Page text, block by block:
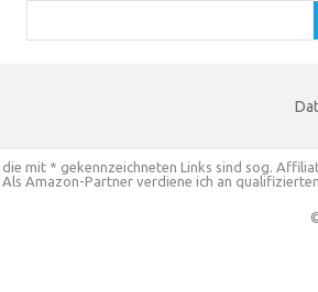
die mit * gekennzeichneten Links sind sog.
Als Amazon-Partner verdiene ich an